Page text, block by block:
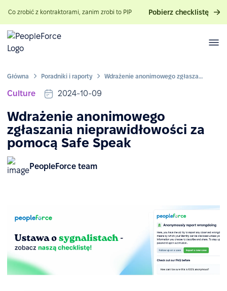
Co zrobić z kontraktorami, zanim zrobi to PIP Pobierz checklistę
Główna Poradniki i raporty Wdrażenie anonimowego zgłaszania nieprawidłowości za pomocą Safe Speak
Culture 2024-10-09
Wdrażenie anonimowego
zgłaszania nieprawidłowości za
pomocą Safe Speak
PeopleForce team